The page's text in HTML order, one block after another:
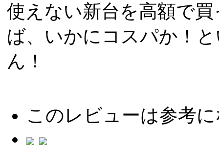
使えない新台を高額で
ば、いかにコスパか！
ん！
このレビューは参考